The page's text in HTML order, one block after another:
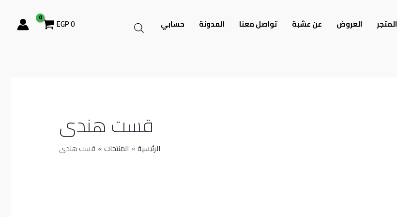
المتجر العروض عن عشبة تواصل معنا المدونة حسابي EGP0
قست هندى
الرئيسية المنتجات قست هندى